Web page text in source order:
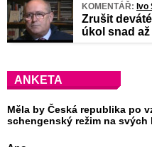
KOMENTÁŘ: Ivo
Zrušit
úkol snad
ANKETA
Měla by Česká republika po
schengenský režim na svých